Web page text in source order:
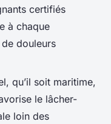
lecture
certifiés
à chaque
douleurs
qu’il soit maritime,
le lâcher-
loin des